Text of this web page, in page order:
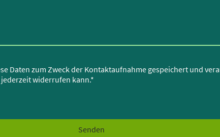
Daten zum Zweck der Kontaktaufnahme gespeichert und
widerrufen kann.*
Senden